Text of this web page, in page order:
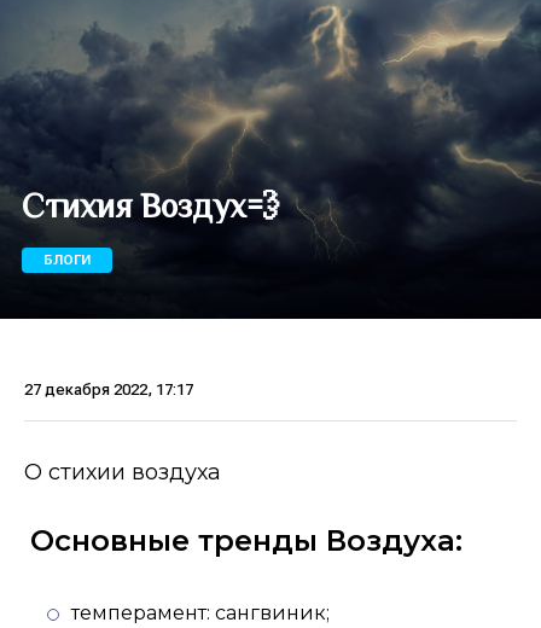
Стихия Воздух💨
БЛОГИ
27 декабря 2022, 17:17
О стихии воздуха
Основные тренды Воздуха:
темперамент: сангвиник;